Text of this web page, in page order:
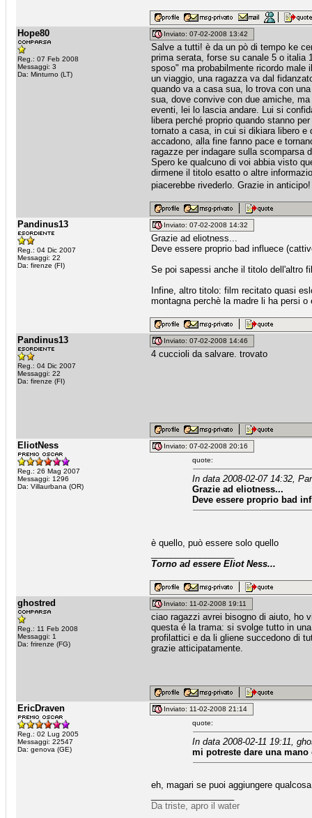
Hope80
Reg.: 07 Feb 2008
Messaggi: 3
Da: Minturno (LT)
Inviato: 07-02-2008 13:42
Salve a tutti! è da un pò di tempo ke
prima serata, forse su canale 5 o italia
sposo" ma probabilmente ricordo
un viaggio, una ragazza va dal
quando va a casa sua, lo trova con
sua, dove convive con due amiche,
eventi, lei lo lascia andare. Lui si
libera perché proprio quando stanno
tornato a casa, in cui si dikiara libero e
accadono, alla fine fanno pace e
ragazze per indagare sulla scomparsa
Spero ke qualcuno di voi abbia visto
dirmene il titolo esatto o altre
piacerebbe rivederlo. Grazie in
Pandinus13
Reg.: 04 Dic 2007
Messaggi: 22
Da: firenze (FI)
Inviato: 07-02-2008 14:32
Grazie ad eliotness...
Deve essere proprio bad influece
Se poi sapessi anche il titolo dell'altro
Infine, altro titolo: film recitato quasi
montagna perchè la madre li ha persi
Pandinus13
Reg.: 04 Dic 2007
Messaggi: 22
Da: firenze (FI)
Inviato: 07-02-2008 14:46
4 cuccioli da salvare. trovato
EliotNess
Reg.: 26 Mag 2007
Messaggi: 1296
Da: Villaurbana (OR)
Inviato: 07-02-2008 20:16
quote:
In data 2008-02-07 14:32,
Grazie ad eliotness...
Deve essere proprio bad
è quello, può essere solo quello
Torno ad essere Eliot Ness...
ghostred
Reg.: 11 Feb 2008
Messaggi: 1
Da: frirenze (FG)
Inviato: 11-02-2008 19:11
ciao ragazzi avrei bisogno di aiuto, ho
questa é la trama: si svolge tutto in
profilattici e da li gliene succedono di
grazie atticipatamente.
EricDraven
Reg.: 02 Lug 2005
Messaggi: 22547
Da: genova (GE)
Inviato: 11-02-2008 21:14
quote:
In data 2008-02-11 19:11,
mi potreste dare una
eh, magari se puoi aggiungere
Da triste, apro il water